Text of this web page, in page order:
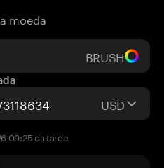
moeda
BRUSH
USD
09:25 da tarde